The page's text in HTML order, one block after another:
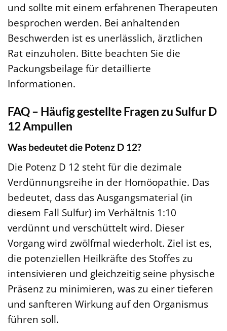
und sollte mit einem erfahrenen Therapeuten
besprochen werden. Bei anhaltenden
Beschwerden ist es unerlässlich, ärztlichen
Rat einzuholen. Bitte beachten Sie die
Packungsbeilage für detaillierte
Informationen.
FAQ – Häufig gestellte Fragen zu Sulfur D
12 Ampullen
Was bedeutet die Potenz D 12?
Die Potenz D 12 steht für die dezimale
Verdünnungsreihe in der Homöopathie. Das
bedeutet, dass das Ausgangsmaterial (in
diesem Fall Sulfur) im Verhältnis 1:10
verdünnt und verschüttelt wird. Dieser
Vorgang wird zwölfmal wiederholt. Ziel ist es,
die potenziellen Heilkräfte des Stoffes zu
intensivieren und gleichzeitig seine physische
Präsenz zu minimieren, was zu einer tieferen
und sanfteren Wirkung auf den Organismus
führen soll.